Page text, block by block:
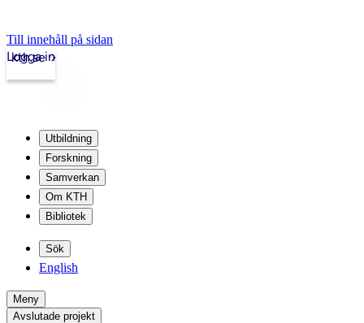
Till innehåll på sidan
kth.se
Logga in
Utbildning
Forskning
Samverkan
Om KTH
Bibliotek
Sök
English
Meny
Avslutade projekt